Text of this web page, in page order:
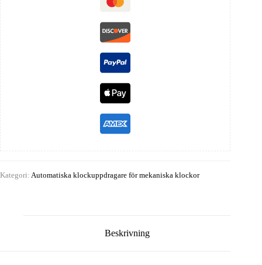
Kategori: Automatiska klockuppdragare för mekaniska klockor
Beskrivning